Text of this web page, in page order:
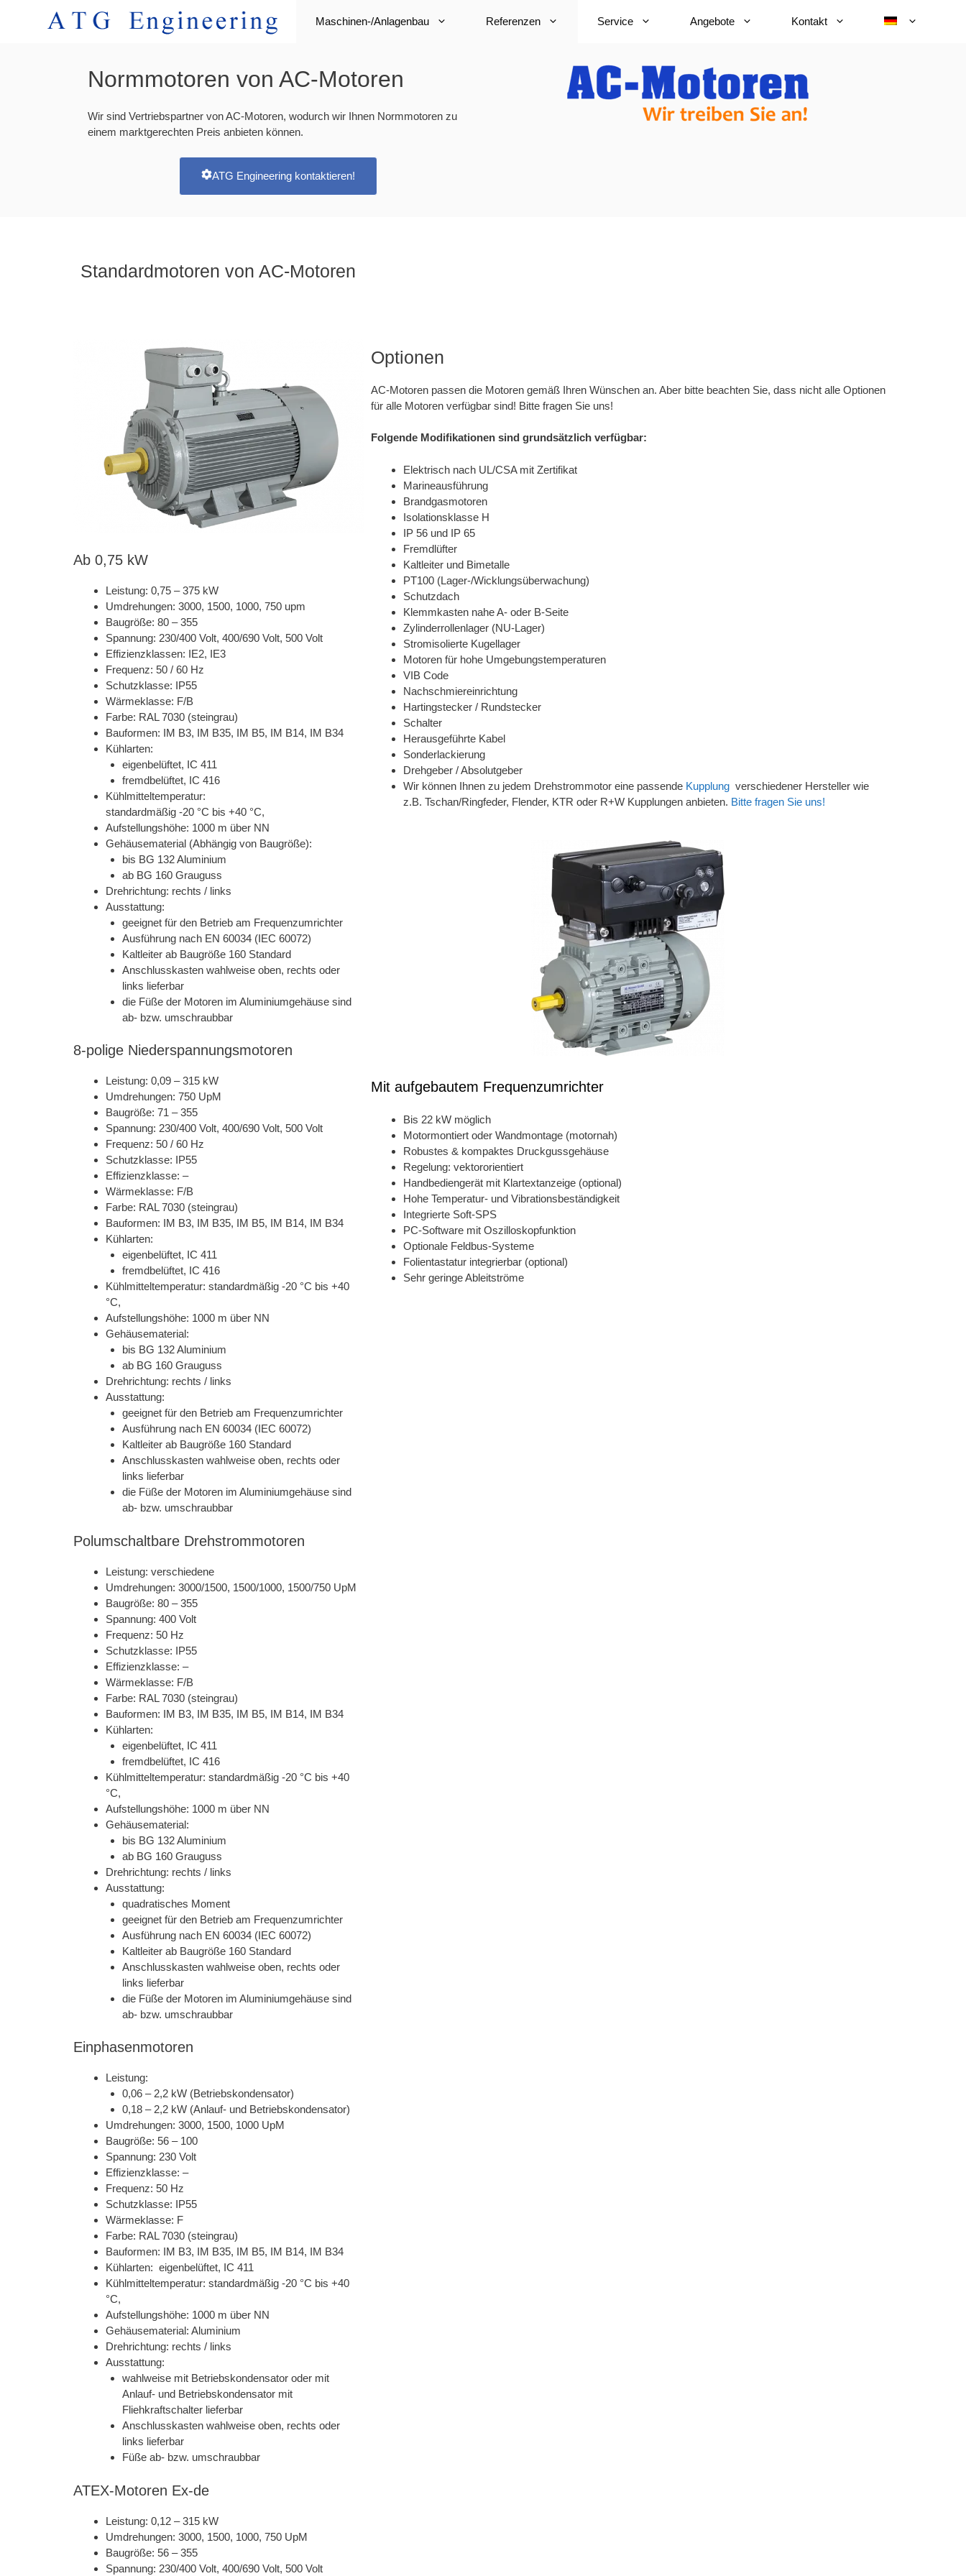
Maschinen-/Anlagenbau Referenzen Service Angebote Kontakt
Normmotoren von AC-Motoren
Wir sind Vertriebspartner von AC-Motoren, wodurch wir Ihnen Normmotoren zu
einem marktgerechten Preis anbieten können.
ATG Engineering kontaktieren!
Standardmotoren von AC-Motoren
Ab 0,75 kW
Leistung: 0,75 – 375 kW
Umdrehungen: 3000, 1500, 1000, 750 upm
Baugröße: 80 – 355
Spannung: 230/400 Volt, 400/690 Volt, 500 Volt
Effizienzklassen: IE2, IE3
Frequenz: 50 / 60 Hz
Schutzklasse: IP55
Wärmeklasse: F/B
Farbe: RAL 7030 (steingrau)
Bauformen: IM B3, IM B35, IM B5, IM B14, IM B34
Kühlarten:
eigenbelüftet, IC 411
fremdbelüftet, IC 416
Kühlmitteltemperatur:
standardmäßig -20 °C bis +40 °C,
Aufstellungshöhe: 1000 m über NN
Gehäusematerial (Abhängig von Baugröße):
bis BG 132 Aluminium
ab BG 160 Grauguss
Drehrichtung: rechts / links
Ausstattung:
geeignet für den Betrieb am Frequenzumrichter
Ausführung nach EN 60034 (IEC 60072)
Kaltleiter ab Baugröße 160 Standard
Anschlusskasten wahlweise oben, rechts oder
links lieferbar
die Füße der Motoren im Aluminiumgehäuse sind
ab- bzw. umschraubbar
8-polige Niederspannungsmotoren
Leistung: 0,09 – 315 kW
Umdrehungen: 750 UpM
Baugröße: 71 – 355
Spannung: 230/400 Volt, 400/690 Volt, 500 Volt
Frequenz: 50 / 60 Hz
Schutzklasse: IP55
Effizienzklasse: –
Wärmeklasse: F/B
Farbe: RAL 7030 (steingrau)
Bauformen: IM B3, IM B35, IM B5, IM B14, IM B34
Kühlarten:
eigenbelüftet, IC 411
fremdbelüftet, IC 416
Kühlmitteltemperatur: standardmäßig -20 °C bis +40
°C,
Aufstellungshöhe: 1000 m über NN
Gehäusematerial:
bis BG 132 Aluminium
ab BG 160 Grauguss
Drehrichtung: rechts / links
Ausstattung:
geeignet für den Betrieb am Frequenzumrichter
Ausführung nach EN 60034 (IEC 60072)
Kaltleiter ab Baugröße 160 Standard
Anschlusskasten wahlweise oben, rechts oder
links lieferbar
die Füße der Motoren im Aluminiumgehäuse sind
ab- bzw. umschraubbar
Polumschaltbare Drehstrommotoren
Leistung: verschiedene
Umdrehungen: 3000/1500, 1500/1000, 1500/750 UpM
Baugröße: 80 – 355
Spannung: 400 Volt
Frequenz: 50 Hz
Schutzklasse: IP55
Effizienzklasse: –
Wärmeklasse: F/B
Farbe: RAL 7030 (steingrau)
Bauformen: IM B3, IM B35, IM B5, IM B14, IM B34
Kühlarten:
eigenbelüftet, IC 411
fremdbelüftet, IC 416
Kühlmitteltemperatur: standardmäßig -20 °C bis +40
°C,
Aufstellungshöhe: 1000 m über NN
Gehäusematerial:
bis BG 132 Aluminium
ab BG 160 Grauguss
Drehrichtung: rechts / links
Ausstattung:
quadratisches Moment
geeignet für den Betrieb am Frequenzumrichter
Ausführung nach EN 60034 (IEC 60072)
Kaltleiter ab Baugröße 160 Standard
Anschlusskasten wahlweise oben, rechts oder
links lieferbar
die Füße der Motoren im Aluminiumgehäuse sind
ab- bzw. umschraubbar
Einphasenmotoren
Leistung:
0,06 – 2,2 kW (Betriebskondensator)
0,18 – 2,2 kW (Anlauf- und Betriebskondensator)
Umdrehungen: 3000, 1500, 1000 UpM
Baugröße: 56 – 100
Spannung: 230 Volt
Effizienzklasse: –
Frequenz: 50 Hz
Schutzklasse: IP55
Wärmeklasse: F
Farbe: RAL 7030 (steingrau)
Bauformen: IM B3, IM B35, IM B5, IM B14, IM B34
Kühlarten: eigenbelüftet, IC 411
Kühlmitteltemperatur: standardmäßig -20 °C bis +40
°C,
Aufstellungshöhe: 1000 m über NN
Gehäusematerial: Aluminium
Drehrichtung: rechts / links
Ausstattung:
wahlweise mit Betriebskondensator oder mit
Anlauf- und Betriebskondensator mit
Fliehkraftschalter lieferbar
Anschlusskasten wahlweise oben, rechts oder
links lieferbar
Füße ab- bzw. umschraubbar
ATEX-Motoren Ex-de
Leistung: 0,12 – 315 kW
Umdrehungen: 3000, 1500, 1000, 750 UpM
Baugröße: 56 – 355
Spannung: 230/400 Volt, 400/690 Volt, 500 Volt
Optionen
AC-Motoren passen die Motoren gemäß Ihren Wünschen an. Aber bitte beachten Sie, dass nicht alle Optionen
für alle Motoren verfügbar sind! Bitte fragen Sie uns!
Folgende Modifikationen sind grundsätzlich verfügbar:
Elektrisch nach UL/CSA mit Zertifikat
Marineausführung
Brandgasmotoren
Isolationsklasse H
IP 56 und IP 65
Fremdlüfter
Kaltleiter und Bimetalle
PT100 (Lager-/Wicklungsüberwachung)
Schutzdach
Klemmkasten nahe A- oder B-Seite
Zylinderrollenlager (NU-Lager)
Stromisolierte Kugellager
Motoren für hohe Umgebungstemperaturen
VIB Code
Nachschmiereinrichtung
Hartingstecker / Rundstecker
Schalter
Herausgeführte Kabel
Sonderlackierung
Drehgeber / Absolutgeber
Wir können Ihnen zu jedem Drehstrommotor eine passende Kupplung verschiedener Hersteller wie
z.B. Tschan/Ringfeder, Flender, KTR oder R+W Kupplungen anbieten. Bitte fragen Sie uns!
Mit aufgebautem Frequenzumrichter
Bis 22 kW möglich
Motormontiert oder Wandmontage (motornah)
Robustes & kompaktes Druckgussgehäuse
Regelung: vektororientiert
Handbediengerät mit Klartextanzeige (optional)
Hohe Temperatur- und Vibrationsbeständigkeit
Integrierte Soft-SPS
PC-Software mit Oszilloskopfunktion
Optionale Feldbus-Systeme
Folientastatur integrierbar (optional)
Sehr geringe Ableitströme